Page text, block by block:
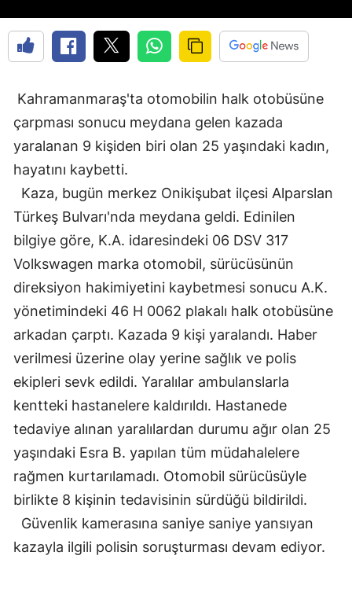
Kahramanmaraş'ta otomobilin halk otobüsüne
çarpması sonucu meydana gelen kazada
yaralanan 9 kişiden biri olan 25 yaşındaki kadın,
hayatını kaybetti.
Kaza, bugün merkez Onikişubat ilçesi Alparslan
Türkeş Bulvarı'nda meydana geldi. Edinilen
bilgiye göre, K.A. idaresindeki 06 DSV 317
Volkswagen marka otomobil, sürücüsünün
direksiyon hakimiyetini kaybetmesi sonucu A.K.
yönetimindeki 46 H 0062 plakalı halk otobüsüne
arkadan çarptı. Kazada 9 kişi yaralandı. Haber
verilmesi üzerine olay yerine sağlık ve polis
ekipleri sevk edildi. Yaralılar ambulanslarla
kentteki hastanelere kaldırıldı. Hastanede
tedaviye alınan yaralılardan durumu ağır olan 25
yaşındaki Esra B. yapılan tüm müdahalelere
rağmen kurtarılamadı. Otomobil sürücüsüyle
birlikte 8 kişinin tedavisinin sürdüğü bildirildi.
Güvenlik kamerasına saniye saniye yansıyan
kazayla ilgili polisin soruşturması devam ediyor.